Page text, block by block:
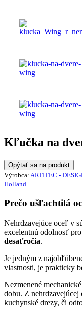
Kľučka na
Opýtať sa na produkt
Výrobca: ARTITEC -
Holland
Prečo ušľachtilá
Nehrdzavejúce oceľ v
excelentnú odolnosť
desaťročia.
Je jedným z
vlastnosti, je prakticky
Nezmenené
dobu. Z nehrdzavejúcej
kuchynské drezy, či